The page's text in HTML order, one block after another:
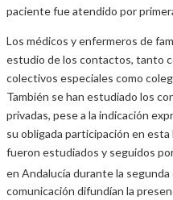
paciente fue atendido por
Los médicos y enfermeros de
estudio de los contactos, tanto
colectivos especiales como
También se han estudiado los
privadas, pese a la indicación
su obligada participación en
fueron estudiados y seguidos
en Andalucía durante la segunda
comunicación difundían la